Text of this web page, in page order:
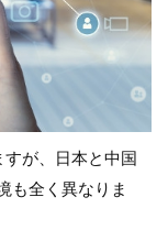
すが、日本と中国
も全く異なりま